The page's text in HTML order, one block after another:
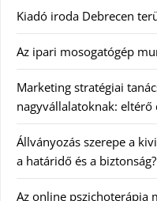
Kiadó iroda Debrecen
Az ipari mosogatógép
Marketing stratégiai
nagyvállalatoknak:
Állványozás szerepe a
a határidő és a biztonság?
Az online pszichoterápia